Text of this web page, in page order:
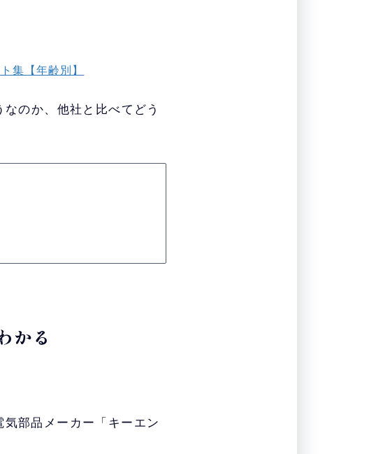
集【年齢別】
のか、他社と比べてどう
かる
部品メーカー「キーエン